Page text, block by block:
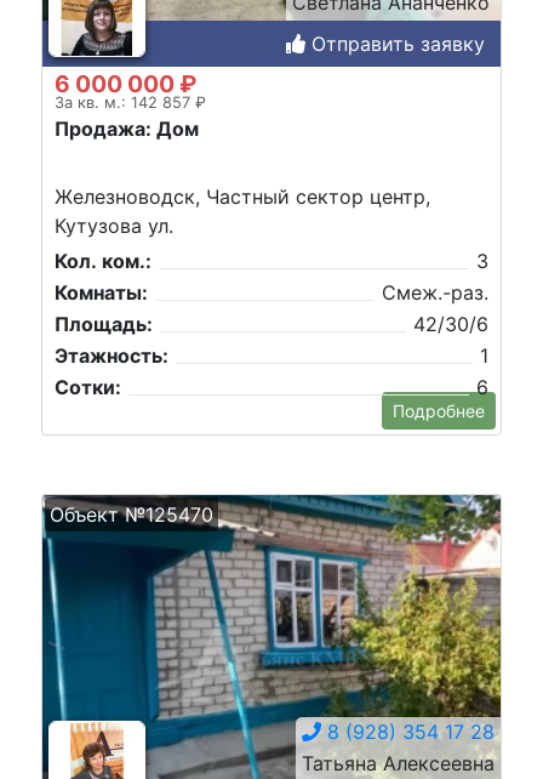
Отправить заявку
6 000 000 ₽
За кв. м.: 142 857 ₽
Продажа: Дом
Железноводск, Частный сектор центр,
Кутузова ул.
Кол. ком.:
3
Комнаты:
Смеж.-раз.
Площадь:
42/30/6
Этажность:
1
Сотки:
6
Подробнее
Объект №125470
8 (928) 354 17 28
Татьяна Алексеевна